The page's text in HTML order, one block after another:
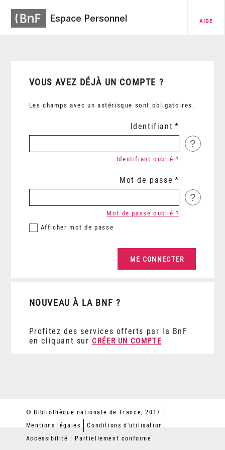
Espace Personnel AIDE
VOUS AVEZ DÉJÀ UN COMPTE ?
Les champs avec un astérisque sont obligatoires.
Identifiant
?
Identifiant oublié ?
Mot de passe
?
Afficher mot de passe
Mot de passe oublié ?
NOUVEAU À LA BNF ?
Profitez des services offerts par la BnF
en cliquant sur CRÉER UN COMPTE
© Bibliothèque nationale de France, 2017
Mentions légales
Conditions d'utilisation
Accessibilité : Partiellement conforme